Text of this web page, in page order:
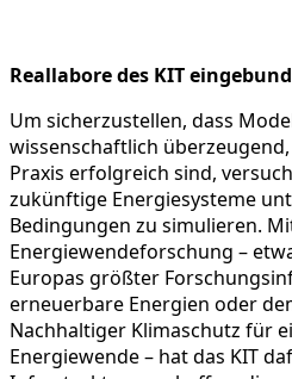
Reallabore des KIT
Um sicherzustellen, dass
wissenschaftlich
Praxis erfolgreich sind,
zukünftige Energiesysteme
Bedingungen zu simulieren.
Energiewendeforschung –
Europas größter
erneuerbare Energien oder
Nachhaltiger Klimaschutz für
Energiewende – hat das KIT